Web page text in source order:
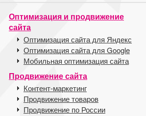
Оптимизация и продвижение
сайта
Оптимизация сайта для Яндекс
Оптимизация сайта для Google
Мобильная оптимизация сайта
Продвижение сайта
Контент-маркетинг
Продвижение товаров
Продвижение по России